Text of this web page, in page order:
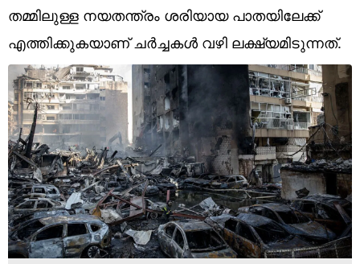
Short Videos
തമ്മിലുള്ള നയതന്ത്രം ശരിയായ പാതയിലേക്ക്
എത്തിക്കുകയാണ് ചര്‍ച്ചകള്‍ വഴി ലക്ഷ്യമിടുന്നത്.